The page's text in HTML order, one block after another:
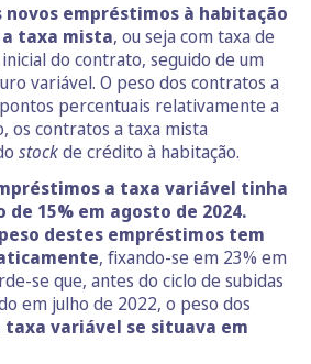
novos empréstimos à habitação
taxa mista, ou seja com taxa de
do contrato, seguido de um
variável. O peso dos contratos a
percentuais relativamente a
os contratos a taxa mista
stockde crédito à habitação.
a taxa variável tinha
15% em agosto de 2024.
destes empréstimos tem
, fixando-se em 23% em
se que, antes do ciclo de subidas
em julho de 2022, o peso dos
taxa variável se situava em